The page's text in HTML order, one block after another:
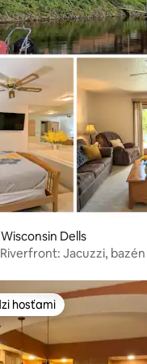
Dells
Jacuzzi,
hosťami
hosťami